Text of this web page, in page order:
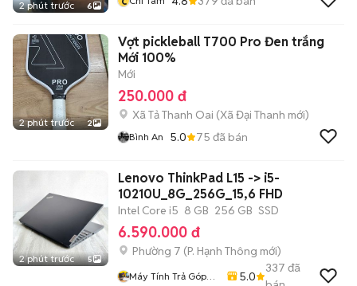
2 phút trước 6
2 phút trước 2
Vợt pickleball T700 Pro Đen trắng
Mới 100%
Mới
250.000 đ
Xã Tả Thanh Oai (Xã Đại Thanh mới)
Bình An 5.0 75 đã bán
2 phút trước 5
Lenovo ThinkPad L15 -> i5-
10210U_8G_256G_15,6 FHD
Intel Core i5 8 GB 256 GB SSD
6.590.000 đ
Phường 7 (P. Hạnh Thông mới)
Máy Tính Trả Góp
5.0
337 đã